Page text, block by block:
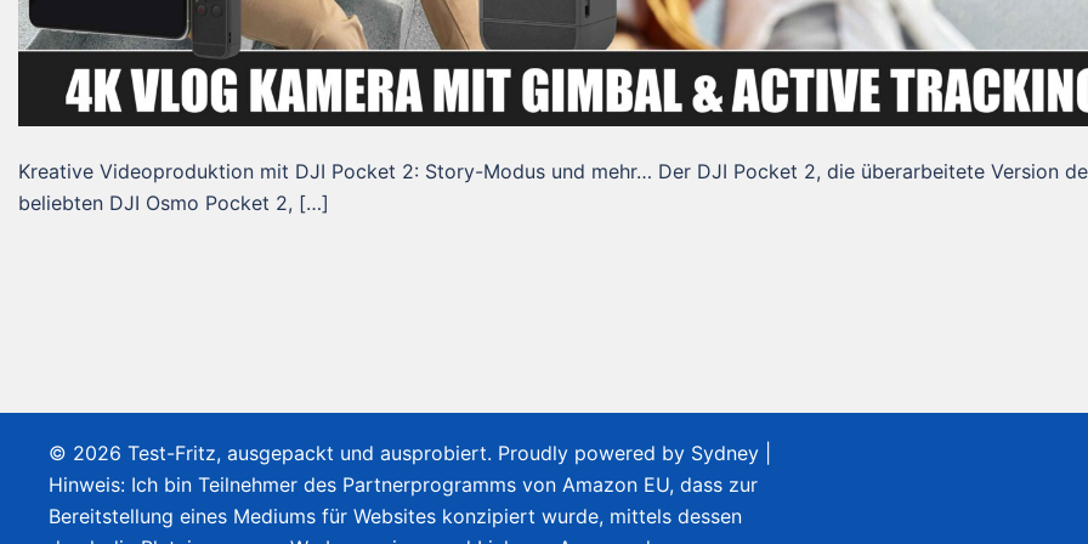
Kreative Videoproduktion mit DJI Pocket 2: Story-Modus und mehr… Der DJI Pocket 2, die überarbeitete Version
beliebten DJI Osmo Pocket 2, […]
© 2026 Test-Fritz, ausgepackt und ausprobiert. Proudly powered by Sydney
Hinweis: Ich bin Teilnehmer des Partnerprogramms von Amazon EU, dass zur
Bereitstellung eines Mediums für Websites konzipiert wurde, mittels dessen